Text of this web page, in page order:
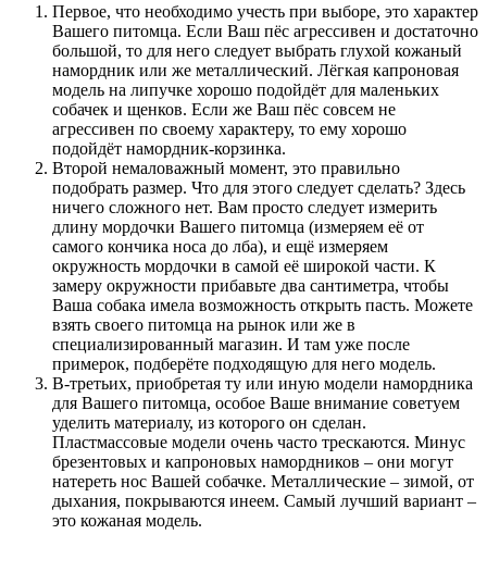
Первое, что необходимо учесть при выборе, это характер
Вашего питомца. Если Ваш пёс агрессивен и достаточно
большой, то для него следует выбрать глухой кожаный
намордник или же металлический. Лёгкая капроновая
модель на липучке хорошо подойдёт для маленьких
собачек и щенков. Если же Ваш пёс совсем не
агрессивен по своему характеру, то ему хорошо
подойдёт намордник-корзинка.
Второй немаловажный момент, это правильно
подобрать размер. Что для этого следует сделать? Здесь
ничего сложного нет. Вам просто следует измерить
длину мордочки Вашего питомца (измеряем её от
самого кончика носа до лба), и ещё измеряем
окружность мордочки в самой её широкой части. К
замеру окружности прибавьте два сантиметра, чтобы
Ваша собака имела возможность открыть пасть. Можете
взять своего питомца на рынок или же в
специализированный магазин. И там уже после
примерок, подберёте подходящую для него модель.
В-третьих, приобретая ту или иную модели намордника
для Вашего питомца, особое Ваше внимание советуем
уделить материалу, из которого он сделан.
Пластмассовые модели очень часто трескаются. Минус
брезентовых и капроновых намордников – они могут
натереть нос Вашей собачке. Металлические – зимой, от
дыхания, покрываются инеем. Самый лучший вариант –
это кожаная модель.